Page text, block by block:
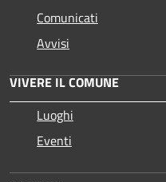
Comunicati
Avvisi
VIVERE IL COMUNE
Luoghi
Eventi